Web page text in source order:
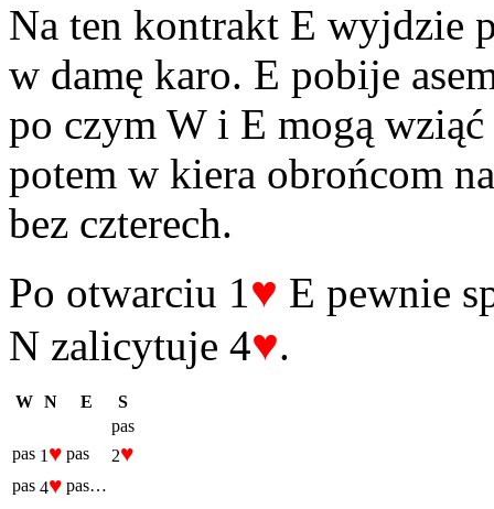
Na ten kontrakt E wyjdzie
w damę karo. E pobije
po czym W i E mogą
potem w kiera obrońcom
bez czterech.
Po otwarciu 1♥ E pewnie
N zalicytuje 4♥.
W N E
S
pas
pas 1 ♥ pas 2♥
pas 4♥ pas…